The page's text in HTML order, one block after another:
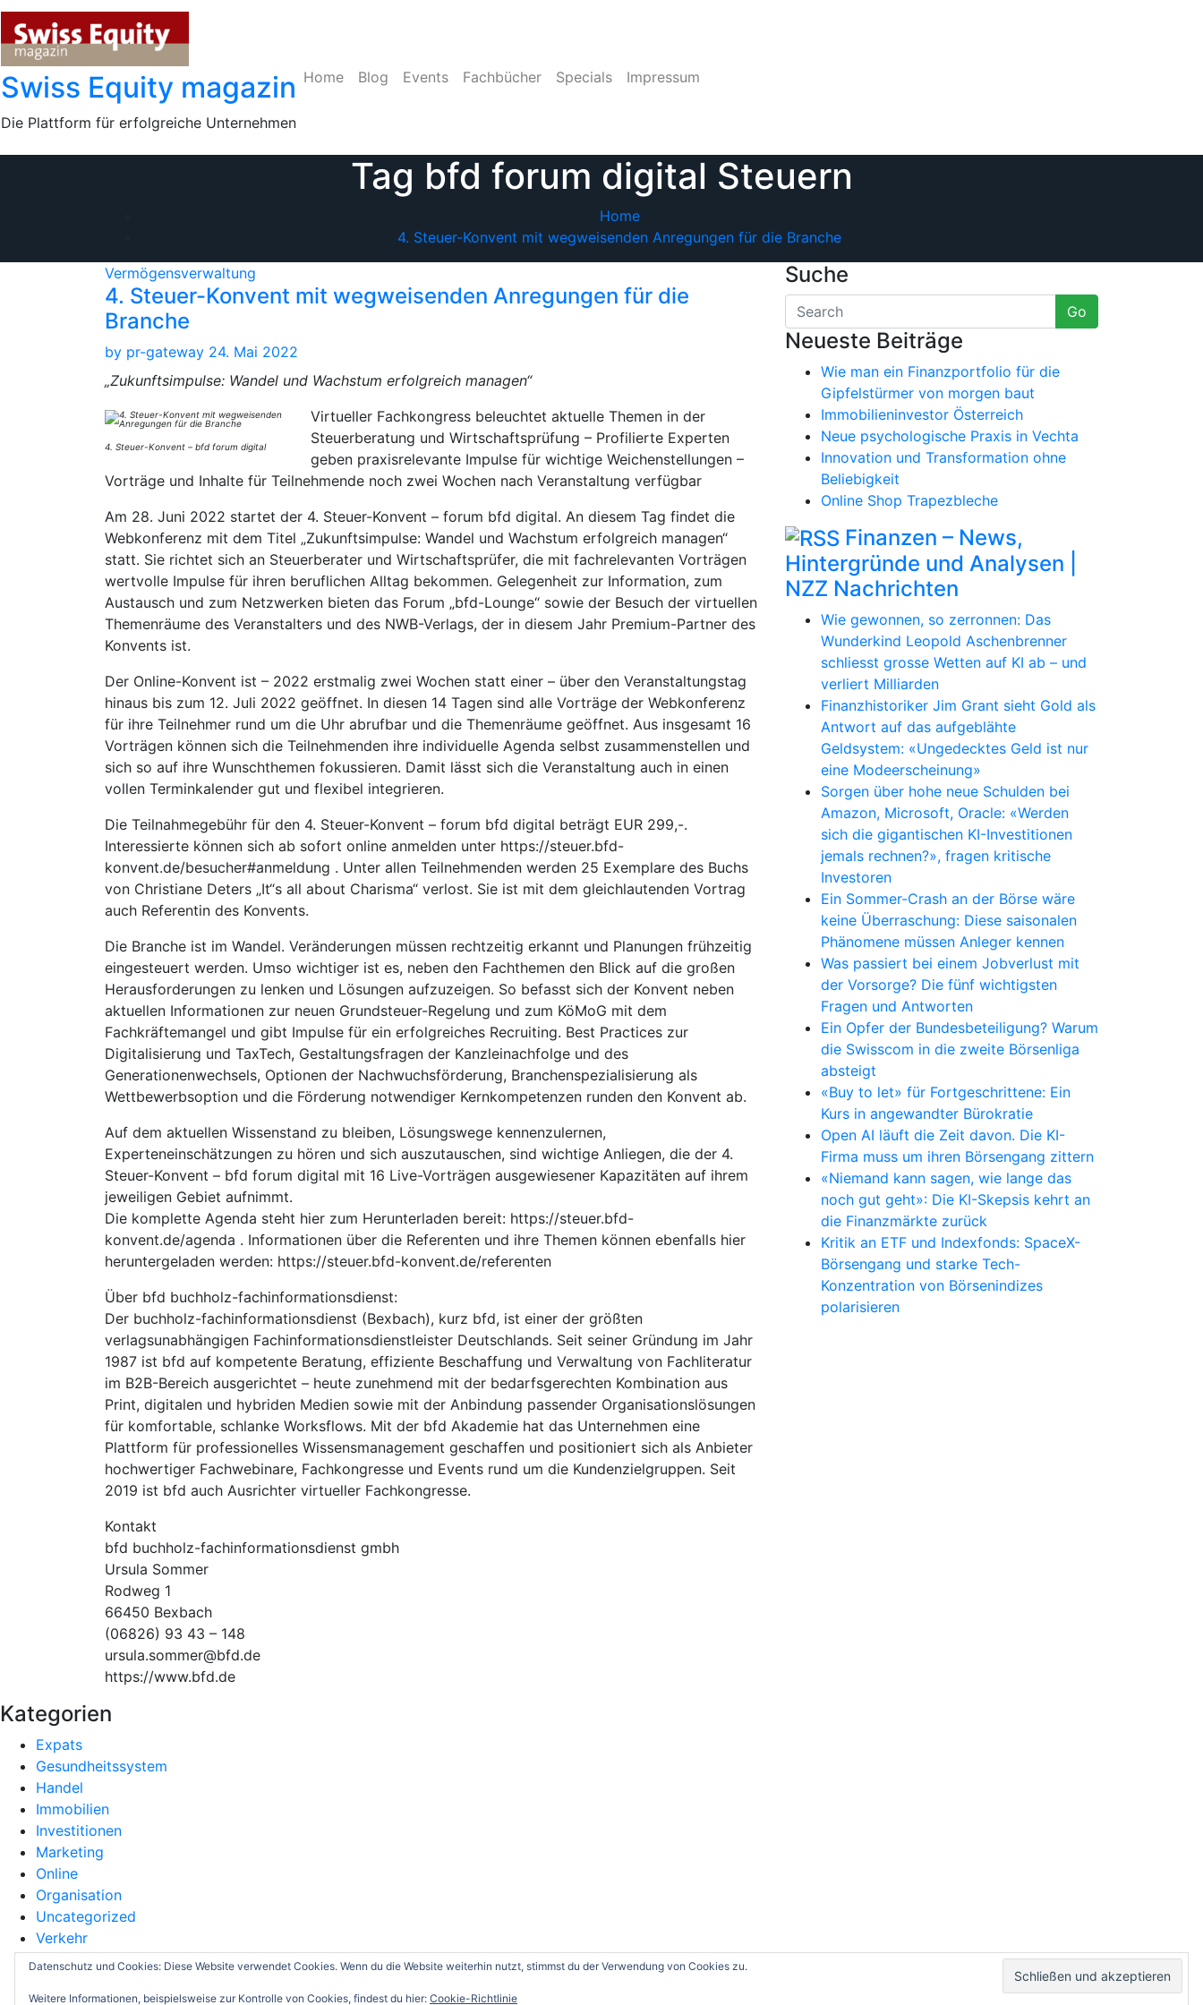
Skip
content
Swiss Equity magazin
Die Plattform für erfolgreiche Unternehmen
Home Blog Events Fachbücher Specials Impressum
Tag bfd forum digital Steuern
Home
4. Steuer-Konvent mit wegweisenden Anregungen für die Branche
Vermögensverwaltung
4. Steuer-Konvent mit wegweisenden Anregungen für die
Branche
by pr-gateway 24. Mai 2022
„Zukunftsimpulse: Wandel und Wachstum erfolgreich managen“
4. Steuer-Konvent – bfd forum digital
Virtueller Fachkongress beleuchtet aktuelle Themen in der
Steuerberatung und Wirtschaftsprüfung – Profilierte Experten
geben praxisrelevante Impulse für wichtige Weichenstellungen –
Vorträge und Inhalte für Teilnehmende noch zwei Wochen nach Veranstaltung verfügbar
Am 28. Juni 2022 startet der 4. Steuer-Konvent – forum bfd digital. An diesem Tag findet die
Webkonferenz mit dem Titel „Zukunftsimpulse: Wandel und Wachstum erfolgreich managen“
statt. Sie richtet sich an Steuerberater und Wirtschaftsprüfer, die mit fachrelevanten Vorträgen
wertvolle Impulse für ihren beruflichen Alltag bekommen. Gelegenheit zur Information, zum
Austausch und zum Netzwerken bieten das Forum „bfd-Lounge“ sowie der Besuch der virtuellen
Themenräume des Veranstalters und des NWB-Verlags, der in diesem Jahr Premium-Partner des
Konvents ist.
Der Online-Konvent ist – 2022 erstmalig zwei Wochen statt einer – über den Veranstaltungstag
hinaus bis zum 12. Juli 2022 geöffnet. In diesen 14 Tagen sind alle Vorträge der Webkonferenz
für ihre Teilnehmer rund um die Uhr abrufbar und die Themenräume geöffnet. Aus insgesamt 16
Vorträgen können sich die Teilnehmenden ihre individuelle Agenda selbst zusammenstellen und
sich so auf ihre Wunschthemen fokussieren. Damit lässt sich die Veranstaltung auch in einen
vollen Terminkalender gut und flexibel integrieren.
Die Teilnahmegebühr für den 4. Steuer-Konvent – forum bfd digital beträgt EUR 299,-.
Interessierte können sich ab sofort online anmelden unter https://steuer.bfd-
konvent.de/besucher#anmeldung . Unter allen Teilnehmenden werden 25 Exemplare des Buchs
von Christiane Deters „It“s all about Charisma“ verlost. Sie ist mit dem gleichlautenden Vortrag
auch Referentin des Konvents.
Die Branche ist im Wandel. Veränderungen müssen rechtzeitig erkannt und Planungen frühzeitig
eingesteuert werden. Umso wichtiger ist es, neben den Fachthemen den Blick auf die großen
Herausforderungen zu lenken und Lösungen aufzuzeigen. So befasst sich der Konvent neben
aktuellen Informationen zur neuen Grundsteuer-Regelung und zum KöMoG mit dem
Fachkräftemangel und gibt Impulse für ein erfolgreiches Recruiting. Best Practices zur
Digitalisierung und TaxTech, Gestaltungsfragen der Kanzleinachfolge und des
Generationenwechsels, Optionen der Nachwuchsförderung, Branchenspezialisierung als
Wettbewerbsoption und die Förderung notwendiger Kernkompetenzen runden den Konvent ab.
Auf dem aktuellen Wissenstand zu bleiben, Lösungswege kennenzulernen,
Experteneinschätzungen zu hören und sich auszutauschen, sind wichtige Anliegen, die der 4.
Steuer-Konvent – bfd forum digital mit 16 Live-Vorträgen ausgewiesener Kapazitäten auf ihrem
jeweiligen Gebiet aufnimmt.
Die komplette Agenda steht hier zum Herunterladen bereit: https://steuer.bfd-
konvent.de/agenda . Informationen über die Referenten und ihre Themen können ebenfalls hier
heruntergeladen werden: https://steuer.bfd-konvent.de/referenten
Über bfd buchholz-fachinformationsdienst:
Der buchholz-fachinformationsdienst (Bexbach), kurz bfd, ist einer der größten
verlagsunabhängigen Fachinformationsdienstleister Deutschlands. Seit seiner Gründung im Jahr
1987 ist bfd auf kompetente Beratung, effiziente Beschaffung und Verwaltung von Fachliteratur
im B2B-Bereich ausgerichtet – heute zunehmend mit der bedarfsgerechten Kombination aus
Print, digitalen und hybriden Medien sowie mit der Anbindung passender Organisationslösungen
für komfortable, schlanke Worksflows. Mit der bfd Akademie hat das Unternehmen eine
Plattform für professionelles Wissensmanagement geschaffen und positioniert sich als Anbieter
hochwertiger Fachwebinare, Fachkongresse und Events rund um die Kundenzielgruppen. Seit
2019 ist bfd auch Ausrichter virtueller Fachkongresse.
Kontakt
bfd buchholz-fachinformationsdienst gmbh
Ursula Sommer
Rodweg 1
66450 Bexbach
(06826) 93 43 – 148
ursula.sommer@bfd.de
https://www.bfd.de
Suche
Go
Neueste Beiträge
Wie man ein Finanzportfolio für die
Gipfelstürmer von morgen baut
Immobilieninvestor Österreich
Neue psychologische Praxis in Vechta
Innovation und Transformation ohne
Beliebigkeit
Online Shop Trapezbleche
Finanzen – News,
Hintergründe und Analysen |
NZZ Nachrichten
Wie gewonnen, so zerronnen: Das
Wunderkind Leopold Aschenbrenner
schliesst grosse Wetten auf KI ab – und
verliert Milliarden
Finanzhistoriker Jim Grant sieht Gold als
Antwort auf das aufgeblähte
Geldsystem: «Ungedecktes Geld ist nur
eine Modeerscheinung»
Sorgen über hohe neue Schulden bei
Amazon, Microsoft, Oracle: «Werden
sich die gigantischen KI-Investitionen
jemals rechnen?», fragen kritische
Investoren
Ein Sommer-Crash an der Börse wäre
keine Überraschung: Diese saisonalen
Phänomene müssen Anleger kennen
Was passiert bei einem Jobverlust mit
der Vorsorge? Die fünf wichtigsten
Fragen und Antworten
Ein Opfer der Bundesbeteiligung? Warum
die Swisscom in die zweite Börsenliga
absteigt
«Buy to let» für Fortgeschrittene: Ein
Kurs in angewandter Bürokratie
Open AI läuft die Zeit davon. Die KI-
Firma muss um ihren Börsengang zittern
«Niemand kann sagen, wie lange das
noch gut geht»: Die KI-Skepsis kehrt an
die Finanzmärkte zurück
Kritik an ETF und Indexfonds: SpaceX-
Börsengang und starke Tech-
Konzentration von Börsenindizes
polarisieren
Kategorien
Expats
Gesundheitssystem
Handel
Immobilien
Investitionen
Marketing
Online
Organisation
Uncategorized
Verkehr
Vermögensverwaltung
Copyright © 2019 | Powered by
Datenschutz und Cookies: Diese Website verwendet Cookies. Wenn du die Website weiterhin nutzt, stimmst du der Verwendung von Cookies zu.
Weitere Informationen, beispielsweise zur Kontrolle von Cookies, findest du hier: Cookie-Richtlinie